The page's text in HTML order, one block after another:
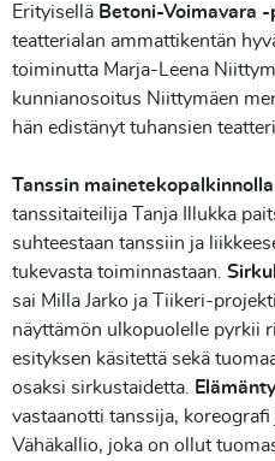
Erityisellä Betoni-Voimavara
teatterialan ammattikentän
toiminutta Marja-Leena
kunnianosoitus Niittymäen
hän edistänyt tuhansien
Tanssin mainetekopalkinnolla
tanssitaiteilija Tanja Illukka
suhteestaan tanssiin ja
tukevasta toiminnastaan.
sai Milla Jarko ja Tiikeri-
näyttämön ulkopuolelle pyrkii
esityksen käsitettä sekä
osaksi sirkustaidetta.
vastaanotti tanssija,
Vähäkallio, joka on ollut